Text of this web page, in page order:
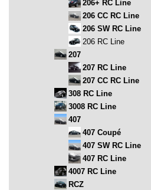
206+ RC Line
206 CC RC Line
206 SW RC Line
206 RC Line
207
207 RC Line
207 CC RC Line
308 RC Line
3008 RC Line
407
407 Coupé
407 SW RC Line
407 RC Line
4007 RC Line
RCZ